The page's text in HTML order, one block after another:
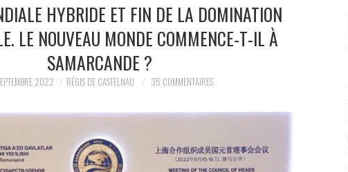
HYBRIDE ET FIN DE LA DOMINATION
LE NOUVEAU MONDE COMMENCE-T-IL À
SAMARCANDE ?
2022 RÉGIS DE CASTELNAU 35 COMMENTAIRES